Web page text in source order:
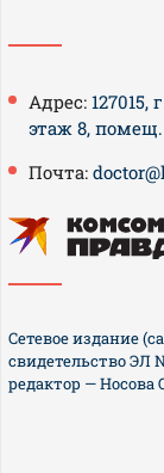
Адрес:
этаж 8, помещ.
Почта:
Сетевое издание
свидетельство ЭЛ
редактор — Носова